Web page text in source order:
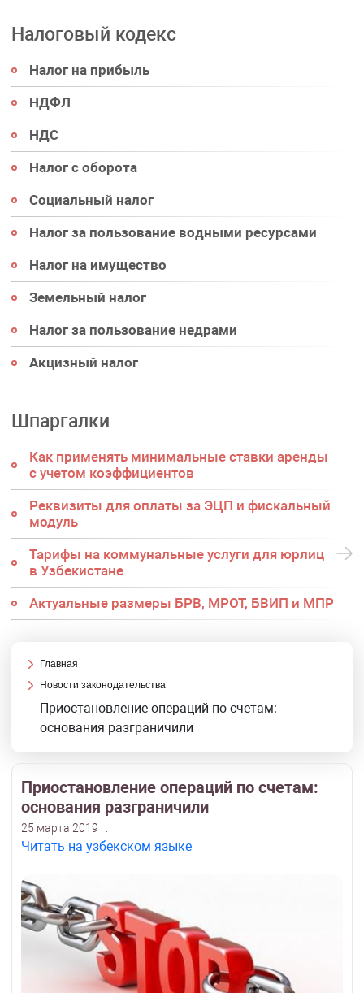
Налоговый кодекс
Налог на прибыль
НДФЛ
НДС
Налог с оборота
Социальный налог
Налог за пользование водными ресурсами
Налог на имущество
Земельный налог
Налог за пользование недрами
Акцизный налог
Шпаргалки
Как применять минимальные ставки аренды
с учетом коэффициентов
Реквизиты для оплаты за ЭЦП и фискальный
модуль
Тарифы на коммунальные услуги для юрлиц
в Узбекистане
Актуальные размеры БРВ, МРОТ, БВИП и МПР
Главная
Новости законодательства
Приостановление операций по счетам:
основания разграничили
Приостановление операций по счетам:
основания разграничили
25 марта 2019 г.
Читать на узбекском языке